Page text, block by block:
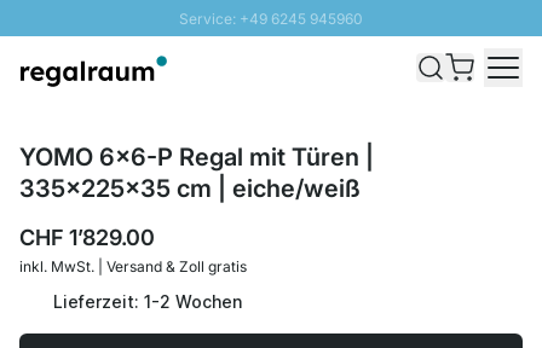
Service: +49 6245 945960
Versand & Zoll gratis ab 300 CHF
YOMO 6x6-P Regal mit Türen |
335x225x35 cm | eiche/weiß
CHF 1’829.00
inkl. MwSt. | Versand & Zoll gratis
Lieferzeit: 1-2 Wochen